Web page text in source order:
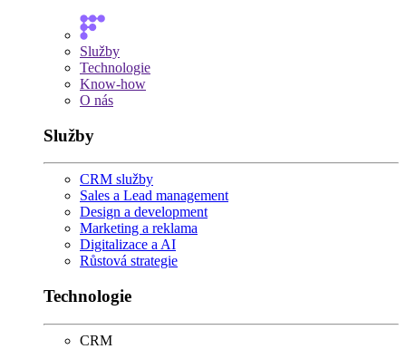
Služby
Technologie
Know-how
O nás
Služby
CRM služby
Sales a Lead management
Design a development
Marketing a reklama
Digitalizace a AI
Růstová strategie
Technologie
CRM